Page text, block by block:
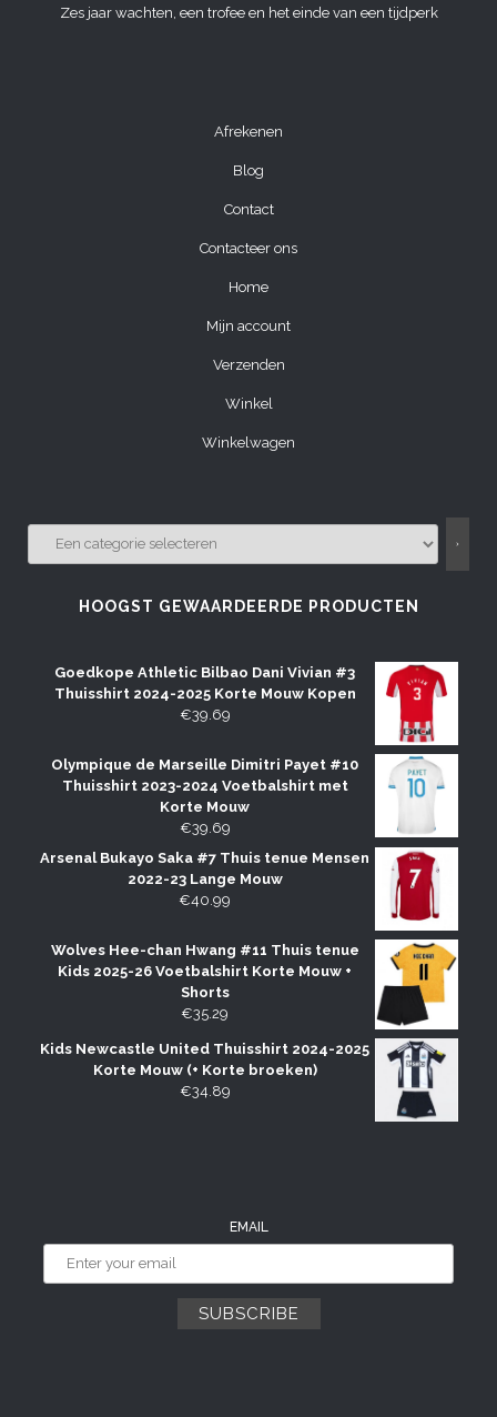
Zes jaar wachten, een trofee en het einde van een tijdperk
Afrekenen
Blog
Contact
Contacteer ons
Home
Mijn account
Verzenden
Winkel
Winkelwagen
EEN
CATEGORIE
SELECTEREN
HOOGST GEWAARDEERDE PRODUCTEN
Goedkope Athletic Bilbao Dani Vivian #3
Thuisshirt 2024-2025 Korte Mouw Kopen
€39.69
Olympique de Marseille Dimitri Payet #10
Thuisshirt 2023-2024 Voetbalshirt met
Korte Mouw
€39.69
Arsenal Bukayo Saka #7 Thuis tenue Mensen
2022-23 Lange Mouw
€40.99
Wolves Hee-chan Hwang #11 Thuis tenue
Kids 2025-26 Voetbalshirt Korte Mouw +
Shorts
€35.29
Kids Newcastle United Thuisshirt 2024-2025
Korte Mouw (+ Korte broeken)
€34.89
EMAIL